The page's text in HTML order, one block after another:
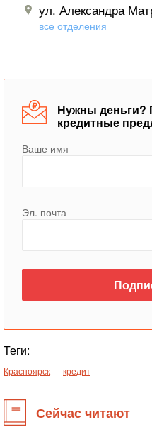
ул. Александра
все отделения
Нужны
кредитные
Ваше имя
Эл. почта
Теги:
Красноярск кредит
Сейчас читают